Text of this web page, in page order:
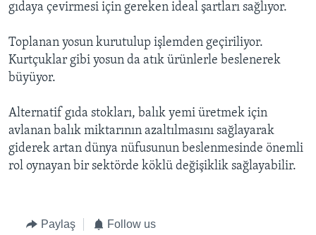
gıdaya çevirmesi için gereken ideal şartları sağlıyor.
Toplanan yosun kurutulup işlemden geçiriliyor.
Kurtçuklar gibi yosun da atık ürünlerle beslenerek
büyüyor.
Alternatif gıda stokları, balık yemi üretmek için
avlanan balık miktarının azaltılmasını sağlayarak
giderek artan dünya nüfusunun beslenmesinde önemli
rol oynayan bir sektörde köklü değişiklik sağlayabilir.
Paylaş Follow us